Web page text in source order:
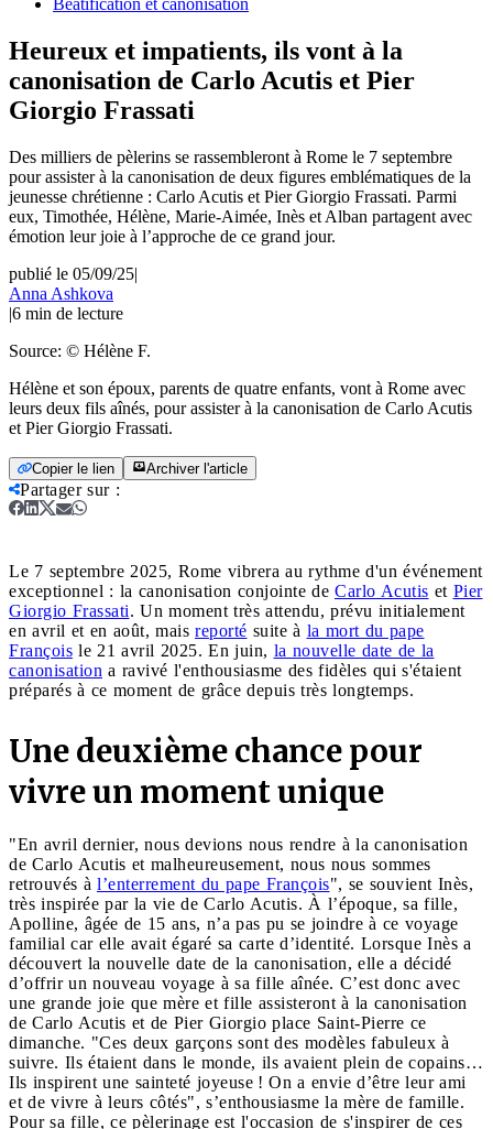
Béatification et canonisation
Heureux et impatients, ils vont à la
canonisation de Carlo Acutis et Pier
Giorgio Frassati
Des milliers de pèlerins se rassembleront à Rome le 7 septembre
pour assister à la canonisation de deux figures emblématiques de la
jeunesse chrétienne : Carlo Acutis et Pier Giorgio Frassati. Parmi
eux, Timothée, Hélène, Marie-Aimée, Inès et Alban partagent avec
émotion leur joie à l’approche de ce grand jour.
publié le 05/09/25|
Anna Ashkova
|6 min de lecture
Source: © Hélène F.
Hélène et son époux, parents de quatre enfants, vont à Rome avec
leurs deux fils aînés, pour assister à la canonisation de Carlo Acutis
et Pier Giorgio Frassati.
Copier le lien Archiver l'article
Partager sur:
Le 7 septembre 2025, Rome vibrera au rythme d'un événement
exceptionnel : la canonisation conjointe de Carlo Acutis et Pier
Giorgio Frassati. Un moment très attendu, prévu initialement
en avril et en août, mais reporté suite à la mort du pape
François le 21 avril 2025. En juin, la nouvelle date de la
canonisation a ravivé l'enthousiasme des fidèles qui s'étaient
préparés à ce moment de grâce depuis très longtemps.
Une deuxième chance pour
vivre un moment unique
"En avril dernier, nous devions nous rendre à la canonisation
de Carlo Acutis et malheureusement, nous nous sommes
retrouvés à l’enterrement du pape François", se souvient Inès,
très inspirée par la vie de Carlo Acutis. À l’époque, sa fille,
Apolline, âgée de 15 ans, n’a pas pu se joindre à ce voyage
familial car elle avait égaré sa carte d’identité. Lorsque Inès a
découvert la nouvelle date de la canonisation, elle a décidé
d’offrir un nouveau voyage à sa fille aînée. C’est donc avec
une grande joie que mère et fille assisteront à la canonisation
de Carlo Acutis et de Pier Giorgio place Saint-Pierre ce
dimanche. "Ces deux garçons sont des modèles fabuleux à
suivre. Ils étaient dans le monde, ils avaient plein de copains…
Ils inspirent une sainteté joyeuse ! On a envie d’être leur ami
et de vivre à leurs côtés", s’enthousiasme la mère de famille.
Pour sa fille, ce pèlerinage est l'occasion de s'inspirer de ces